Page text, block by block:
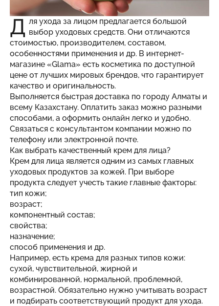
Д ля ухода за лицом предлагается большой
выбор уходовых средств. Они отличаются
стоимостью, производителем, составом,
особенностями применения и др. В интернет-
магазине «Glama» есть косметика по доступной
цене от лучших мировых брендов, что гарантирует
качество и оригинальность.
Выполняется быстрая доставка по городу Алматы и
всему Казахстану. Оплатить заказ можно разными
способами, а оформить онлайн легко и удобно.
Связаться с консультантом компании можно по
телефону или электронной почте.
Как выбрать качественный крем для лица?
Крем для лица является одним из самых главных
уходовых продуктов за кожей. При выборе
продукта следует учесть такие главные факторы:
тип кожи;
возраст;
компонентный состав;
свойства;
назначение;
способ применения и др.
Например, есть крема для разных типов кожи:
сухой, чувствительной, жирной и
комбинированной, нормальной, проблемной,
возрастной. Обязательно нужно учитывать возраст
и подбирать соответствующий продукт для ухода.